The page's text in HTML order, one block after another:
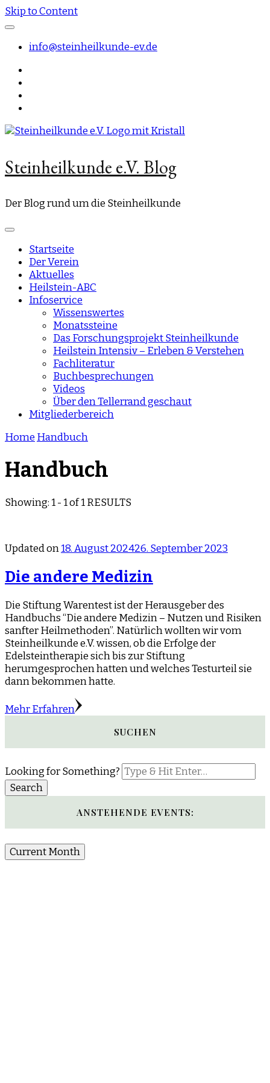
Skip to Content
info@steinheilkunde-ev.de
Steinheilkunde e.V. Blog
Der Blog rund um die Steinheilkunde
Startseite
Der Verein
Aktuelles
Heilstein-ABC
Infoservice
Wissenswertes
Monatssteine
Das Forschungsprojekt Steinheilkunde
Heilstein Intensiv – Erleben & Verstehen
Fachliteratur
Buchbesprechungen
Videos
Über den Tellerrand geschaut
Mitgliederbereich
Home Handbuch
Handbuch
Showing: 1 - 1 of 1 RESULTS
Updated on18. August 202426. September 2023
Die andere Medizin
Die Stiftung Warentest ist der Herausgeber des
Handbuchs “Die andere Medizin – Nutzen und Risiken
sanfter Heilmethoden”. Natürlich wollten wir vom
Steinheilkunde e.V. wissen, ob die Erfolge der
Edelsteintherapie sich bis zur Stiftung
herumgesprochen hatten und welches Testurteil sie
dann bekommen hatte.
Mehr Erfahren
SUCHEN
Looking for Something?
ANSTEHENDE EVENTS:
Current Month